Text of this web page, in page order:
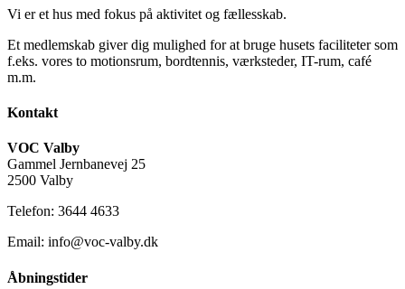
Vi er et hus med fokus på aktivitet og fællesskab.
Et medlemskab giver dig mulighed for at bruge husets faciliteter som
f.eks. vores to motionsrum, bordtennis, værksteder, IT-rum, café
m.m.
Kontakt
VOC Valby
Gammel Jernbanevej 25
2500 Valby
Telefon: 3644 4633
Email: info@voc-valby.dk
Åbningstider